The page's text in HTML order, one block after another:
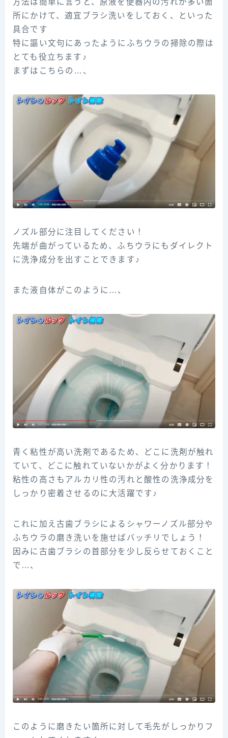
所にかけて、適宜ブラシ洗いをしておく、といった
具合です
特に謳い文句にあったようにふちウラの掃除の際は
とても役立ちます♪
まずはこちらの…、
ノズル部分に注目してください！
先端が曲がっているため、ふちウラにもダイレクト
に洗浄成分を出すことできます♪
また液自体がこのように…、
青く粘性が高い洗剤であるため、どこに洗剤が触れ
ていて、どこに触れていないかがよく分かります！
粘性の高さもアルカリ性の汚れと酸性の洗浄成分を
しっかり密着させるのに大活躍です♪
これに加え古歯ブラシによるシャワーノズル部分や
ふちウラの磨き洗いを施せばバッチリでしょう！
因みに古歯ブラシの首部分を少し反らせておくこと
で…、
このように磨きたい箇所に対して毛先がしっかりフ